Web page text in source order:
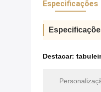
Especificações
Destacar: